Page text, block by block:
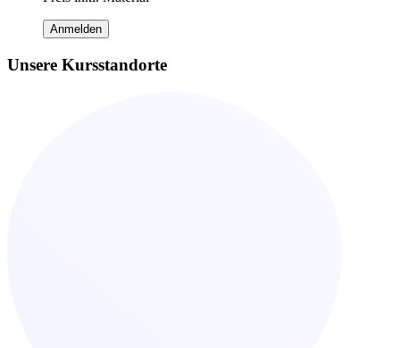
Anmelden
Unsere Kursstandorte